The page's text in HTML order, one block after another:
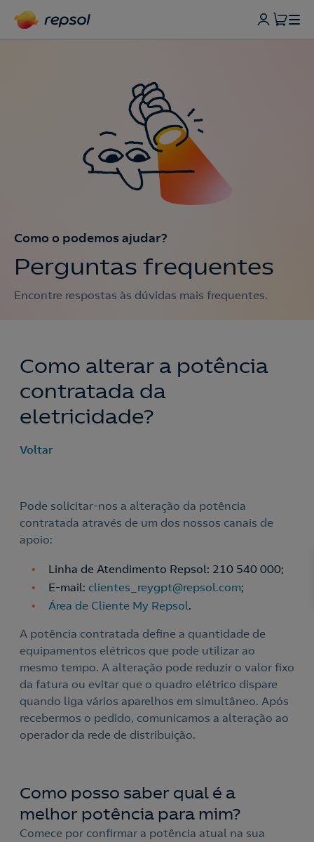
Como o podemos ajudar?
Perguntas frequentes
Encontre respostas às dúvidas mais frequentes.
Como alterar a potência
contratada da
eletricidade?
Voltar
Pode solicitar-nos a alteração da potência
contratada através de um dos nossos canais de
apoio:
Linha de Atendimento Repsol: 210 540 000;
E-mail: clientes_reygpt@repsol.com;
Área de Cliente My Repsol.
A potência contratada define a quantidade de
equipamentos elétricos que pode utilizar ao
mesmo tempo. A alteração pode reduzir o valor fixo
da fatura ou evitar que o quadro elétrico dispare
quando liga vários aparelhos em simultâneo. Após
recebermos o pedido, comunicamos a alteração ao
operador da rede de distribuição.
Como posso saber qual é a
melhor potência para mim?
Comece por confirmar a potência atual na sua